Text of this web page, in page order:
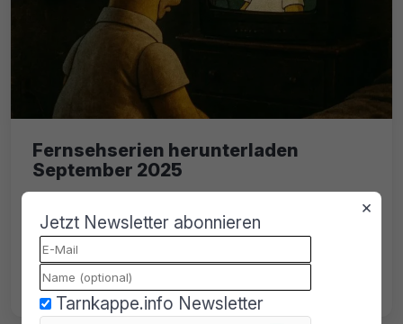
Fernsehserien herunterladen
September 2025
Fernsehserien im September 2025. Unsere
aktualisierte Liste und die rechtlichen
Risiken im Überblick.
×
Jetzt Newsletter abonnieren
Tarnkappe.info Newsletter